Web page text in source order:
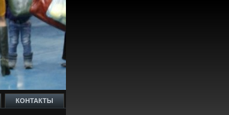
КОНТАКТЫ